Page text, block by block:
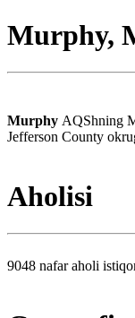
Murphy,
Murphy AQShning
Jefferson County
Aholisi
9048 nafar aholi